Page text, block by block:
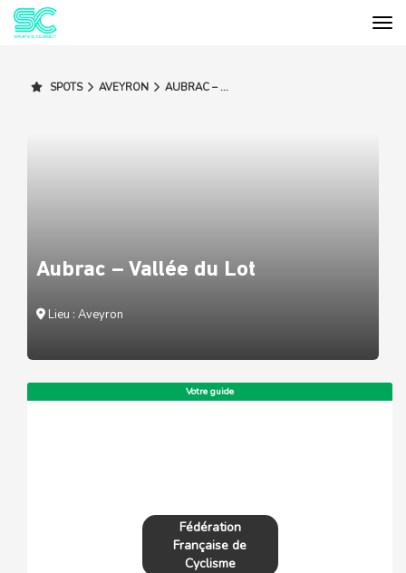
SPOTS AVEYRON AUBRAC – ...
Aubrac – Vallée du Lot
Lieu : Aveyron
Votre guide
Fédération
Française de
Cyclisme